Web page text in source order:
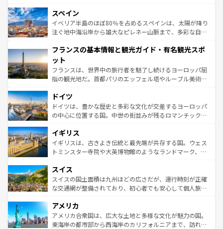
ろん、トスカーナの美しい田園風景やアマルフィ海岸の絶
景など、自然景観も見逃せない。観光の合間には、本場の
ピザやパスタなど、絶品のイタリア料理を堪能することも
ませてくれるイタリアで、忘れられない旅をしてみよう！
なお、新着のイタリア情報は
しい。
スペイン
イベリア半島のほぼ80％を占めるスペインは、太陽が降り
注ぐ地中海沿岸から雄大なピレネー山脈まで、多彩な自然
文化が根付くこの国では、情熱的なフラメンコ、熱気あふ
れる闘牛、そして美味しいタパスが生活の一部となってい
る。首都マドリードの洗練された雰囲気や、バルセロナの
アートに溢れた街角から、地方では古代ローマ遺跡や中世
せる。地方によって風土や気候が異なるスペインはその個
性で訪れる人を魅了する。 なお、新着のスペイン情報は コ
ンテンツ一覧を参照してほしい。
フランスの基本情報と観光ガイド・有名観光スポ
ット
フランスは、世界中の旅行者を魅了し続けるヨーロッパ屈
指の観光地だ。首都パリのエッフェル塔やルーブル美術館
で、幅広い魅力が詰まっている。華麗な宮殿、歴史的な大
聖堂、美しいビーチ、そして豊かな自然が、訪れる者を心
から魅了する。また、フランスは美食の国としても知ら
いる。シャンパンの発祥地であるランス、プロヴァンスの
香り高いラベンダー畑など、多彩な楽しみ方が可能だ。さ
らに、パリ以外の地域にも魅力が溢れており、どの街角に
れる地方に足を運ぶとそれぞれで全く異なる文化を体験で
きるだろう。 なお、新着のフランス情報はコンテンツ一覧
を参照してほしい。
ドイツ
ドイツは、豊かな歴史と多彩な文化が交差するヨーロッパ
の中心に位置する国。中世の街並みが残るロマンチック街
顔を持つこの国は、どこを歩いても飽きることがない。ベ
ルリンの文化的活気、バイエルン州のアルプスの絶景、そ
してライン川沿いのワイン畑といった風景は必見。ビール
は、お酒好きな人にはぜひ体験してほしい。 なお、新着の
ドイツ情報はコンテンツ一覧を参照してほしい。
イギリス
イギリスは、古きよき伝統と最先端が共存する国。ウェス
トミンスター寺院や大英博物館のようなランドマーク、歴
リアごとに異なる魅力がある。また、優雅なアフタヌーン
ティー、ビール好きにはたまらない英国パブ、サッカー観
戦など、本場だからこそできる体験も豊富。イギリスを旅
ンツ一覧を参照してほしい。
スイス
スイスの国土面積は九州ほどの広さだが、運行時刻が正確
な交通網が整備されており、初心者でも安心して個人旅行
の建物がそのまま残る町や、スイスならではのユニークな
博物館もあり、アルプス観光だけでなく町歩きも満喫する
ことができる。国民の所得が高いため物価も高いが、旅行
アメリカ
アメリカ合衆国は、広大な土地と多様な文化が魅力の国。
東海岸の都市部から西海岸のカリフォルニアまで、訪れる